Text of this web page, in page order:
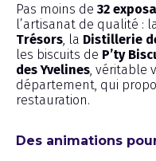
Pas moins de 32
l’artisanat de qualité : la
Trésors , la Distillerie
les biscuits de P’ty
des Yvelines , véritable
département, qui
restauration.
Des animations